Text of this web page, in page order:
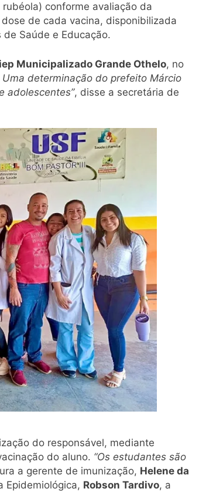
conforme avaliação da
de cada vacina, disponibilizada
Saúde e Educação.
Municipalizado Grande Othelo, no
Uma determinação do prefeito Márcio
adolescentes”, disse a secretária de
do responsável, mediante
do aluno. “Os estudantes são
a gerente de imunização, Helene da
Epidemiológica, Robson Tardivo, a